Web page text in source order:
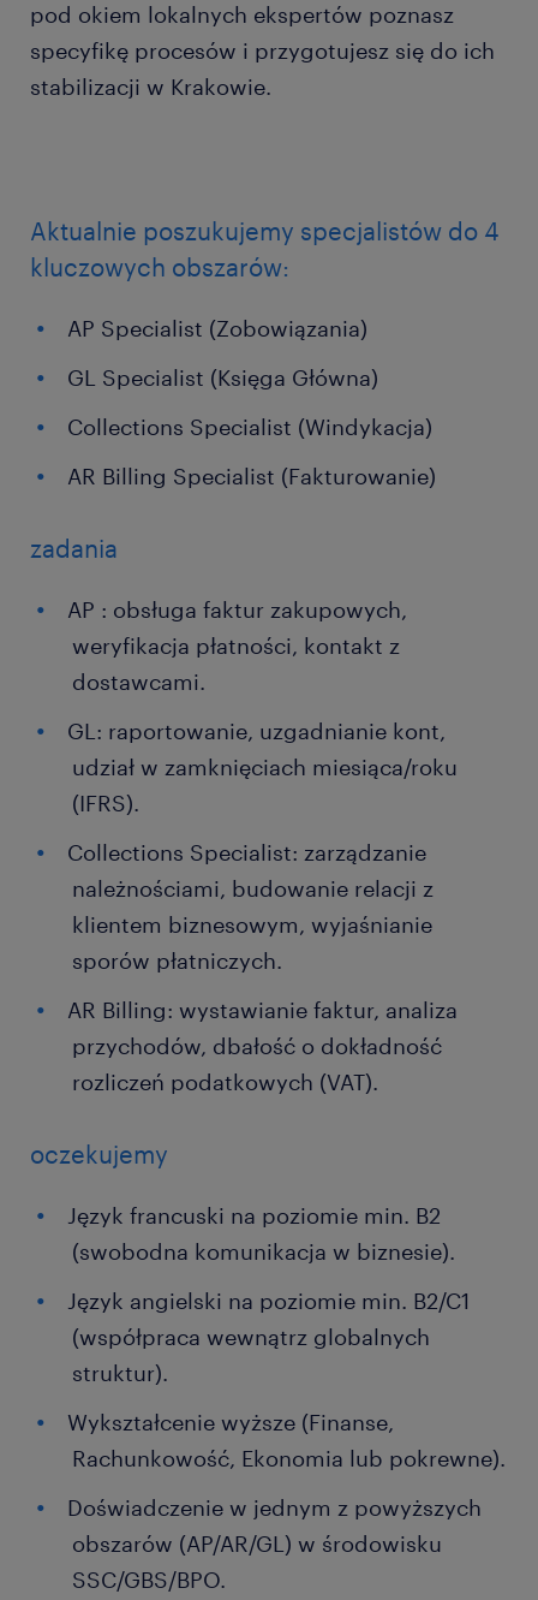
pod okiem lokalnych ekspertów poznasz
specyfikę procesów i przygotujesz się do ich
stabilizacji w Krakowie.
Aktualnie poszukujemy specjalistów do 4
kluczowych obszarów:
AP Specialist (Zobowiązania)
GL Specialist (Księga Główna)
Collections Specialist (Windykacja)
AR Billing Specialist (Fakturowanie)
zadania
AP : obsługa faktur zakupowych,
weryfikacja płatności, kontakt z
dostawcami.
GL: raportowanie, uzgadnianie kont,
udział w zamknięciach miesiąca/roku
(IFRS).
Collections Specialist: zarządzanie
należnościami, budowanie relacji z
klientem biznesowym, wyjaśnianie
sporów płatniczych.
AR Billing: wystawianie faktur, analiza
przychodów, dbałość o dokładność
rozliczeń podatkowych (VAT).
oczekujemy
Język francuski na poziomie min. B2
(swobodna komunikacja w biznesie).
Język angielski na poziomie min. B2/C1
(współpraca wewnątrz globalnych
struktur).
Wykształcenie wyższe (Finanse,
Rachunkowość, Ekonomia lub pokrewne).
Doświadczenie w jednym z powyższych
obszarów (AP/AR/GL) w środowisku
SSC/GBS/BPO.